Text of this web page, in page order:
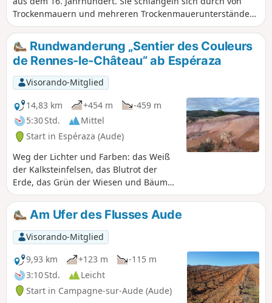
Trockenmauern und mehreren Trockenmauerunterständen
gesäumte Wege und passieren die Dörfer Cassaignes und
Coustoussa mit seiner Burgruine. Dieser Weg führt Sie auf
die Anhöhen von Montaut und Les Planèses, wo Sie die
Gipfel des Pic de Bugarach, Brau und die Pyrenäen
bewundern können. Es gibt verschiedene Varianten der
Route und Startmöglichkeiten in Cassaignes oder
Coustoussa.
Rundwanderung „Sentier des Couleurs
de Rennes-le-Château” ab Espéraza
Visorando-Mitglied
14,83 km
+454 m
-459 m
5:30 Std.
Mittel
Start in Espéraza (Aude)
Weg der Lichter und Farben: das Weiß
der Kalksteinfelsen, das Blutrot der
Erde, das Grün der Wiesen und Bäume,
das Blau des Himmels und der Berge,
der Duft der Kiefern und die Winde, die
unsere Träume weit weg tragen, wenn
wir die außergewöhnlichen Panoramen
bewundern. Weg der Geheimnisse von
Abbé Saunière und seinem Beichtvater
von Espéraza: Wandeln Sie auf ihren
Spuren bis ins Herz ihrer Geschichte
und ihrer Landschaften.
Am Ufer des Flusses Aude
Visorando-Mitglied
9,93 km
+123 m
-115 m
3:10 Std.
Leicht
Start in Campagne-sur-Aude (Aude)